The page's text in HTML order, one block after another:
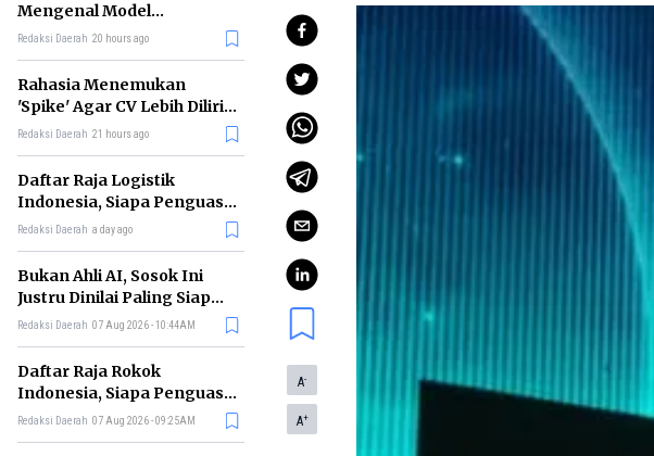
Mengenal Model
Pengawasan Alternatif
Redaksi Daerah 20 hours ago
Rahasia Menemukan
'Spike' Agar CV Lebih Dilirik
Perekrut Menurut Bos
Redaksi Daerah 21 hours ago
Daftar Raja Logistik
Indonesia, Siapa Penguasa
Industri Pengiriman
Redaksi Daerah a day ago
Bukan Ahli AI, Sosok Ini
Justru Dinilai Paling Siap
Memimpin Era Kecerdasan
Redaksi Daerah 07 Aug 2026 - 10:44AM
Daftar Raja Rokok
Indonesia, Siapa Penguasa
Industri Tembakau
Redaksi Daerah 07 Aug 2026 - 09:25AM
A-
A+